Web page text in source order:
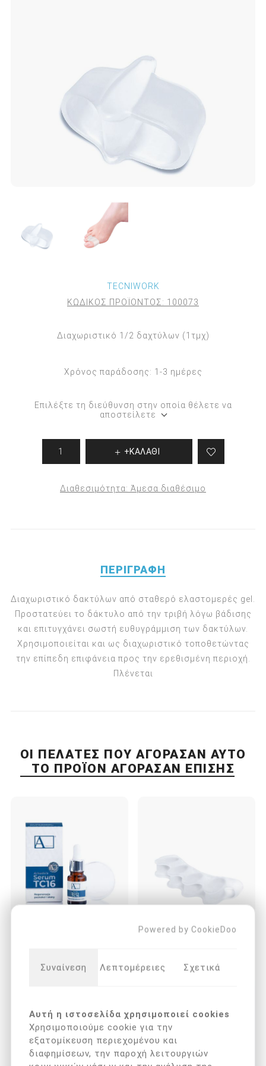
TECNIWORK
ΚΩΔΙΚΟΣ ΠΡΟΪΟΝΤΟΣ: 100073
Διαχωριστικό 1/2 δαχτύλων (1τμχ)
Χρόνος παράδοσης: 1-3 ημέρες
Επιλέξτε τη διεύθυνση στην οποία θέλετε να
αποστείλετε
+ΚΑΛΑΘΙ
Διαθεσιμότητα: Άμεσα διαθέσιμο
ΠΕΡΙΓΡΑΦΉ
Διαχωριστικό δακτύλων από σταθερό ελαστομερές gel.
Προστατεύει το δάκτυλο από την τριβή λόγω βάδισης
και επιτυγχάνει σωστή ευθυγράμμιση των δακτύλων.
Χρησιμοποιείται και ως διαχωριστικό τοποθετώντας
την επίπεδη επιφάνεια προς την ερεθισμένη περιοχή.
Πλένεται
ΟΙ ΠΕΛΆΤΕΣ ΠΟΥ ΑΓΌΡΑΣΑΝ ΑΥΤΌ
ΤΟ ΠΡΟΪΌΝ ΑΓΌΡΑΣΑΝ ΕΠΊΣΗΣ
Πλήρης διαχωριστής
Powered by CookieDoo
Συναίνεση Λεπτομέρειες Σχετικά
Αυτή η ιστοσελίδα χρησιμοποιεί cookies
Χρησιμοποιούμε cookie για την
εξατομίκευση περιεχομένου και
διαφημίσεων, την παροχή λειτουργιών